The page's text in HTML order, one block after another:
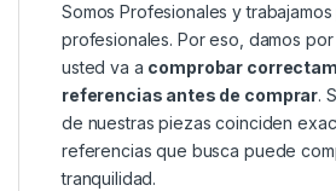
Somos Profesionales y trabajamos
profesionales. Por eso, damos
usted va a comprobar
referencias antes de comprar.
de nuestras piezas coinciden
referencias que busca puede
tranquilidad.